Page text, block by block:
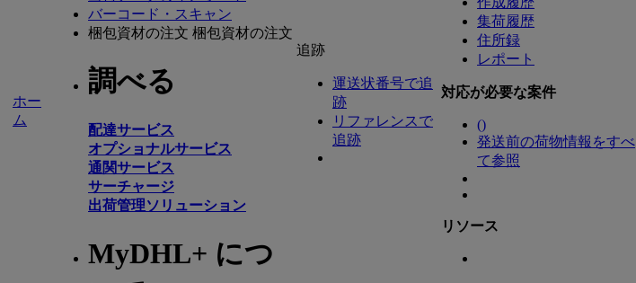
ホー
ム
バーコード・スキャン
梱包資材の注文 梱包資材の注文
調べる
配達サービス
オプショナルサービス
通関サービス
サーチャージ
出荷管理ソリューション
MyDHL+ につ
追跡
運送状番号で追
跡
リファレンスで
追跡
集荷履歴
住所録
レポート
対応が必要な案件
()
発送前の荷物情報をすべ
て参照
リソース